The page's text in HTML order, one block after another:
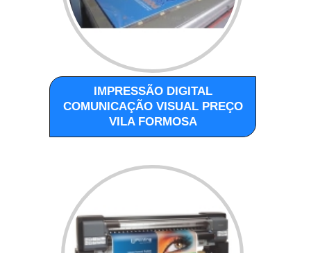
IMPRESSÃO DIGITAL
COMUNICAÇÃO VISUAL PREÇO
VILA FORMOSA